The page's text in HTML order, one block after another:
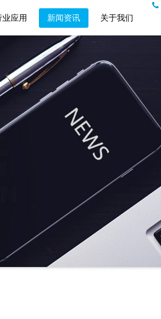
业应用 新闻资讯 关于我们